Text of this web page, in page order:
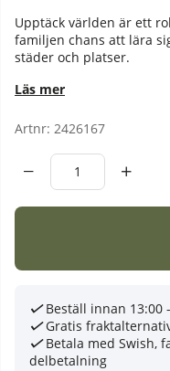
Upptäck världen är ett
familjen chans att lära
städer och platser.
Läs mer
Artnr: 2426167
Beställ innan 13:00
Gratis
Betala med Swish,
delbetalning